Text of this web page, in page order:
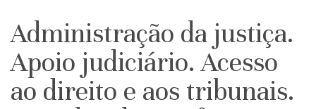
Administração da justiça.
Apoio judiciário. Acesso
ao direito e aos tribunais.